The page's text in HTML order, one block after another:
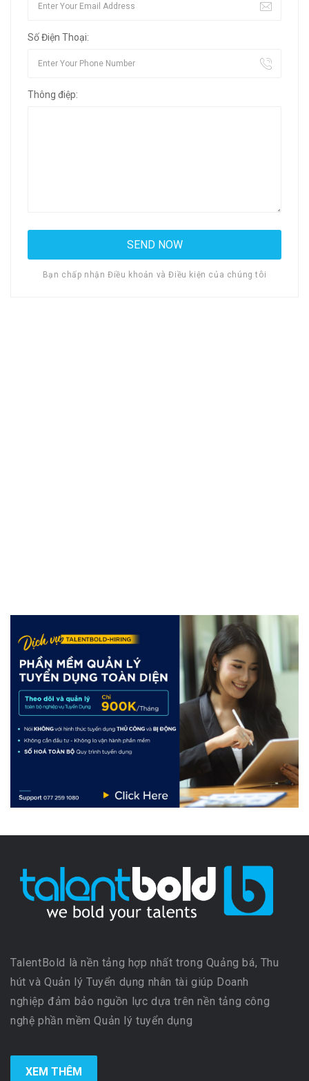
Số Điện Thoại:
Thông điệp:
Bạn chấp nhận Điều khoản và Điều kiện của chúng tôi
TalentBold là nền tảng hợp nhất trong Quảng bá, Thu
hút và Quản lý Tuyển dụng nhân tài giúp Doanh
nghiệp đảm bảo nguồn lực dựa trên nền tảng công
nghệ phần mềm Quản lý tuyển dụng
XEM THÊM